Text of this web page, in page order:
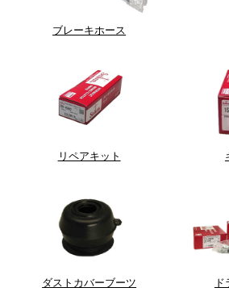
ブレーキホース
リペアキット
ダストカバーブーツ